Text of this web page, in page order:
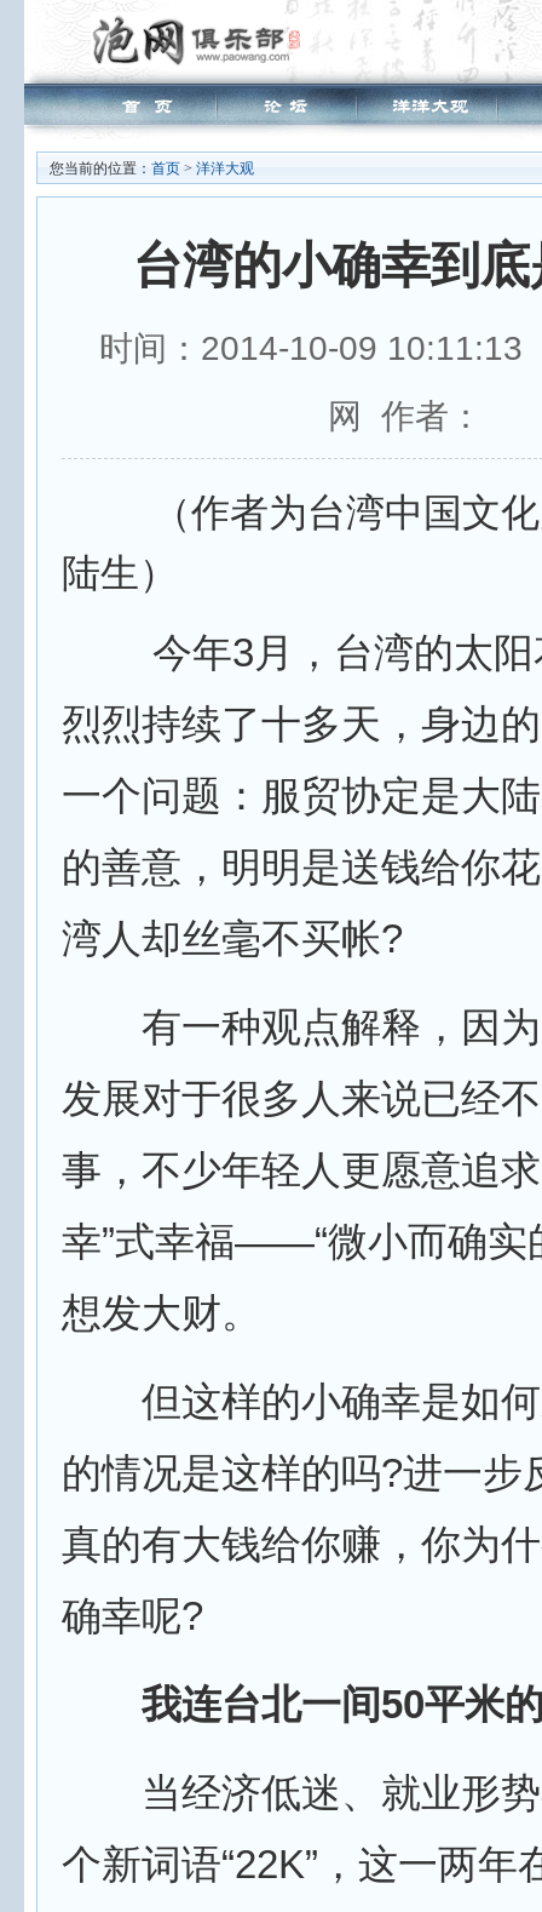
您当前的位置： 首页 > 洋洋大观
台湾的小确幸到
时间：2014-10-09 10:11:13
网 作者：
（作者为台湾中国文
陆生）
今年3月，台湾的太阳
烈烈持续了十多天，身边
一个问题：服贸协定是大
的善意，明明是送钱给你
湾人却丝毫不买帐?
有一种观点解释，因为
发展对于很多人来说已经
事，不少年轻人更愿意追
幸”式幸福——“微小而确实
想发大财。
但这样的小确幸是如何
的情况是这样的吗?进一步
真的有大钱给你赚，你为
确幸呢?
我连台北一间50平米
当经济低迷、就业形势
个新词语“22K”，这一两年